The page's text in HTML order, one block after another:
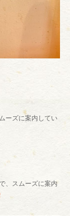
ーズに案内してい
、スムーズに案内